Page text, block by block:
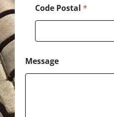
Code Postal *
Message